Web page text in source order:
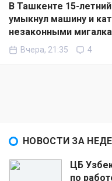
В Ташкенте 15-
умыкнул машину и
незаконными
Вчера, 21:35 4
НОВОСТИ ЗА
ЦБ
по